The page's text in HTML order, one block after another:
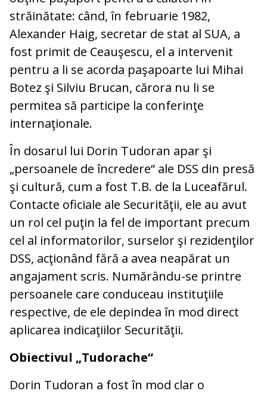
străinătate: când, în februarie 1982,
Alexander Haig, secretar de stat al SUA, a
fost primit de Ceauşescu, el a intervenit
pentru a li se acorda paşapoarte lui Mihai
Botez şi Silviu Brucan, cărora nu li se
permitea să participe la conferinţe
internaţionale.
În dosarul lui Dorin Tudoran apar şi
„persoanele de încredere“ ale DSS din presă
şi cultură, cum a fost T.B. de la Luceafărul.
Contacte oficiale ale Securităţii, ele au avut
un rol cel puţin la fel de important precum
cel al informatorilor, surselor şi rezidenţilor
DSS, acţionând fără a avea neapărat un
angajament scris. Numărându-se printre
persoanele care conduceau instituţiile
respective, de ele depindea în mod direct
aplicarea indicaţiilor Securităţii.
Obiectivul „Tudorache“
Dorin Tudoran a fost în mod clar o